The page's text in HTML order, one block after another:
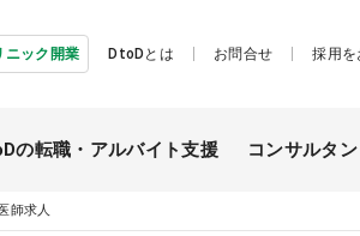
ニック開業 DtoDとは お問合せ 採用を
の転職・ アルバイト支援 コンサルタン
師求人